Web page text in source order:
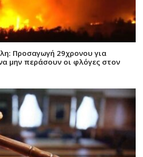
Προσαγωγή 29χρονου για
μην περάσουν οι φλόγες στον